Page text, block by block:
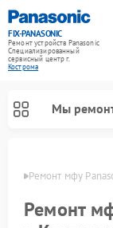
FIX-PANASONIC
Ремонт устройств Panasonic
Специализированный
cервисный центр г.
Кострома
Мы
Ремонт мфу
Ремонт